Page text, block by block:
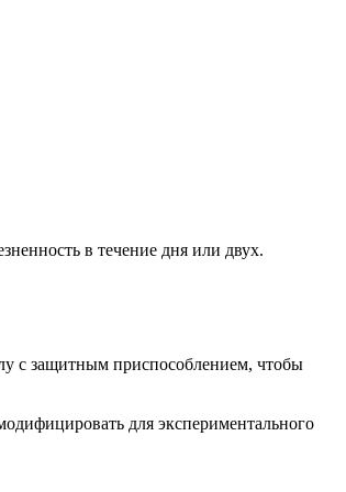
в течение дня или двух.
с защитным приспособлением, чтобы
для экспериментального